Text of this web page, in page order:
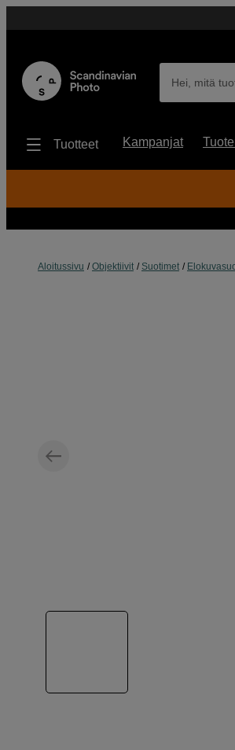
Hei, mitä
Tuotteet Kampanjat
Aloitussivu Objektiivit Suotimet